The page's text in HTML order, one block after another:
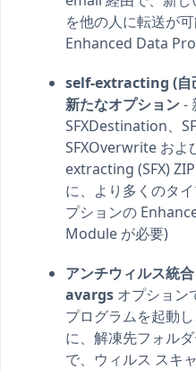
を他の人に転送が
Enhanced Data
self-extracting (自
新たなオプション-
SFXDestination、
SFXOverwrite およ
extracting (SFX)
に、より多くのタ
プションの
Module が必要)
アンチウィルス統合
avargs オプション
プログラムを起動
に、解凍先フォル
で、ウィルス スキ